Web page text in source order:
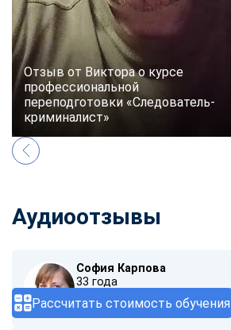
Рассчитать стоимость обучения
Отзыв от Виктора о курсе
профессиональной
переподготовки «Следователь-
криминалист»
Аудиоотзывы
София Карпова
33 года
00:00/ 01:40